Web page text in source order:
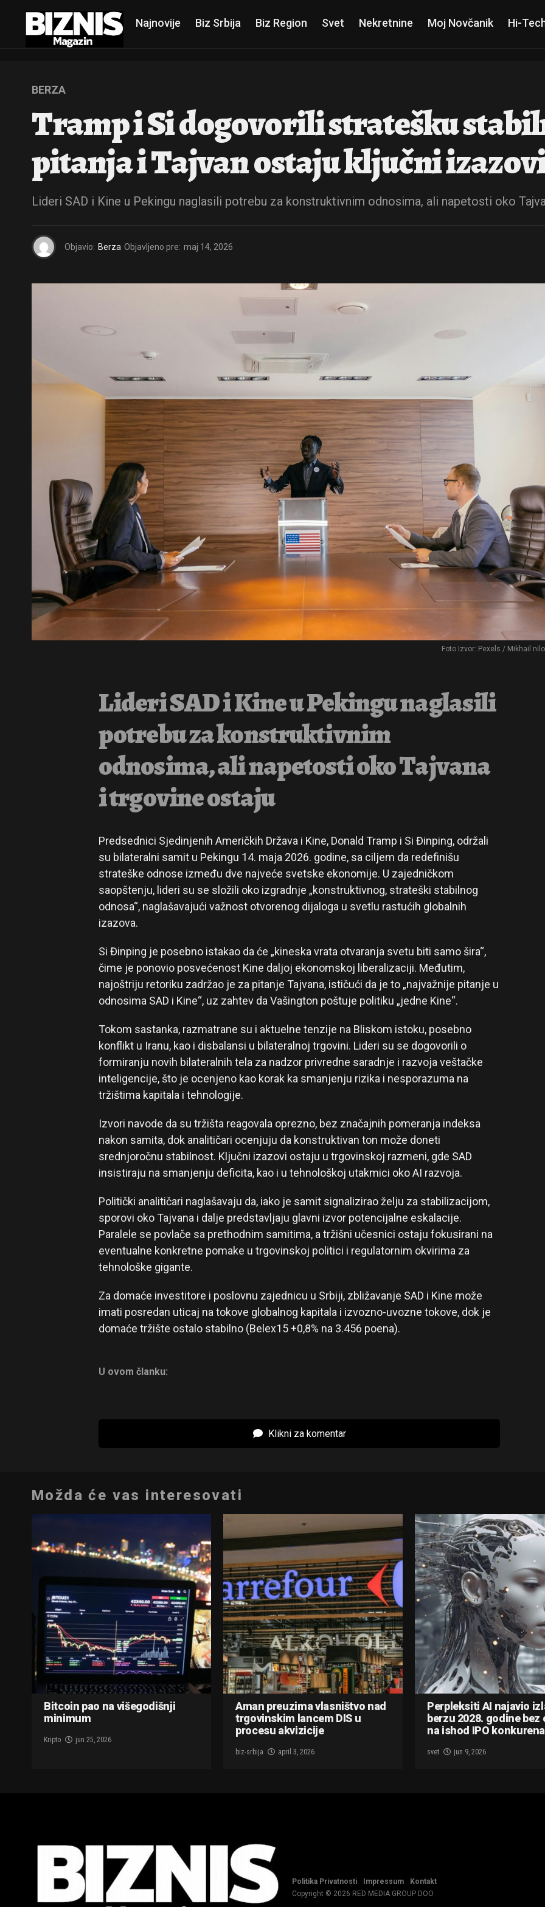
Najnovije Biz Srbija Biz Region Svet Nekretnine Moj Novčanik Hi-
BERZA
Tramp i Si dogovorili stratešku
pitanja i Tajvan ostaju ključni
Lideri SAD i Kine u Pekingu naglasili potrebu za konstruktivnim odnosima, ali napetosti oko
Objavio: Berza Objavljeno pre: maj 14, 2026
Foto Izvor: Pexels / Mikhail
Lideri SAD i Kine u Pekingu naglasili
potrebu za konstruktivnim
odnosima, ali napetosti oko Tajvana
i trgovine ostaju
Predsednici Sjedinjenih Američkih Država i Kine, Donald Tramp i Si Đinping, održali
su bilateralni samit u Pekingu 14. maja 2026. godine, sa ciljem da redefinišu
strateške odnose između dve najveće svetske ekonomije. U zajedničkom
saopštenju, lideri su se složili oko izgradnje „konstruktivnog, strateški stabilnog
odnosa“, naglašavajući važnost otvorenog dijaloga u svetlu rastućih globalnih
izazova.
Si Đinping je posebno istakao da će „kineska vrata otvaranja svetu biti samo šira“,
čime je ponovio posvećenost Kine daljoj ekonomskoj liberalizaciji. Međutim,
najoštriju retoriku zadržao je za pitanje Tajvana, ističući da je to „najvažnije pitanje u
odnosima SAD i Kine“, uz zahtev da Vašington poštuje politiku „jedne Kine“.
Tokom sastanka, razmatrane su i aktuelne tenzije na Bliskom istoku, posebno
konflikt u Iranu, kao i disbalansi u bilateralnoj trgovini. Lideri su se dogovorili o
formiranju novih bilateralnih tela za nadzor privredne saradnje i razvoja veštačke
inteligencije, što je ocenjeno kao korak ka smanjenju rizika i nesporazuma na
tržištima kapitala i tehnologije.
Izvori navode da su tržišta reagovala oprezno, bez značajnih pomeranja indeksa
nakon samita, dok analitičari ocenjuju da konstruktivan ton može doneti
srednjoročnu stabilnost. Ključni izazovi ostaju u trgovinskoj razmeni, gde SAD
insistiraju na smanjenju deficita, kao i u tehnološkoj utakmici oko AI razvoja.
Politički analitičari naglašavaju da, iako je samit signalizirao želju za stabilizacijom,
sporovi oko Tajvana i dalje predstavljaju glavni izvor potencijalne eskalacije.
Paralele se povlače sa prethodnim samitima, a tržišni učesnici ostaju fokusirani na
eventualne konkretne pomake u trgovinskoj politici i regulatornim okvirima za
tehnološke gigante.
Za domaće investitore i poslovnu zajednicu u Srbiji, zbližavanje SAD i Kine može
imati posredan uticaj na tokove globalnog kapitala i izvozno-uvozne tokove, dok je
domaće tržište ostalo stabilno (Belex15 +0,8% na 3.456 poena).
U ovom članku:
Klikni za komentar
Možda će vas interesovati
Bitcoin pao na višegodišnji
minimum
Kripto jun 25, 2026
Aman preuzima vlasništvo nad
trgovinskim lancem DIS u
procesu akvizicije
biz-srbija april 3, 2026
Perpleksiti AI najavio
berzu 2028. godine bez
na ishod IPO
svet jun 9, 2026
Politika Privatnosti Impressum
Kontakt
Copyright © 2026 RED MEDIA GROUP DOO